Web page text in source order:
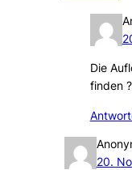
Die
finden ?
20.